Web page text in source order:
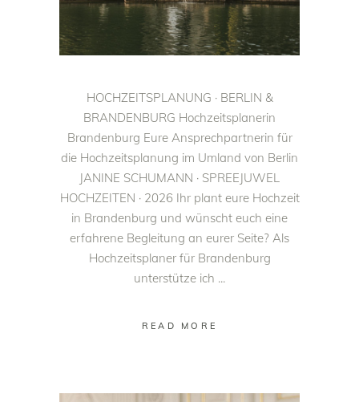
HOCHZEITSPLANUNG · BERLIN &
BRANDENBURG Hochzeitsplanerin
Brandenburg Eure Ansprechpartnerin für
die Hochzeitsplanung im Umland von Berlin
JANINE SCHUMANN · SPREEJUWEL
HOCHZEITEN · 2026 Ihr plant eure Hochzeit
in Brandenburg und wünscht euch eine
erfahrene Begleitung an eurer Seite? Als
Hochzeitsplaner für Brandenburg
unterstütze ich
READ MORE